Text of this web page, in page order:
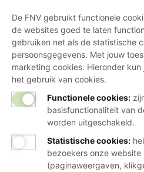
De FNV gebruikt functionele
de websites goed te laten
gebruiken net als de statistische
persoonsgegevens. Met jouw
marketing cookies. Hieronder
het gebruik van cookies.
Functionele cookies:
basisfunctionaliteit van
worden uitgeschakeld.
Statistische cookies:
bezoekers onze website
(paginaweergaven,